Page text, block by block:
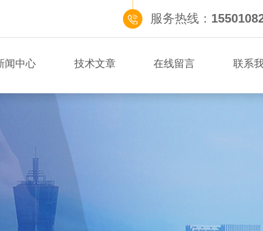
服务热线：
闻中心 技术文章 在线留言 联系